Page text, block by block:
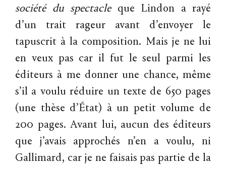
société
du spectacleque Lindon a rayé
d’un trait rageur avant d’envoyer le
tapuscrit à la composition. Mais je ne lui
en veux pas car il fut le seul parmi les
éditeurs à me donner une chance, même
s’il a voulu réduire un texte de 650 pages
(une thèse d’État) à un petit volume de
200 pages. Avant lui, aucun des éditeurs
que j’avais approchés n’en a voulu, ni
Gallimard, car je ne faisais pas partie de la